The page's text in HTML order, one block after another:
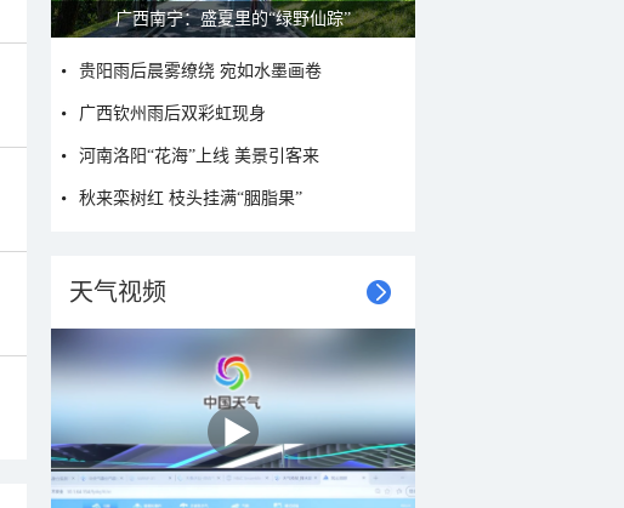
广西南宁：盛夏里的“绿野仙踪”
贵阳雨后晨雾缭绕 宛如水墨画卷
广西钦州雨后双彩虹现身
河南洛阳“花海”上线 美景引客来
秋来栾树红 枝头挂满“胭脂果”
天气视频